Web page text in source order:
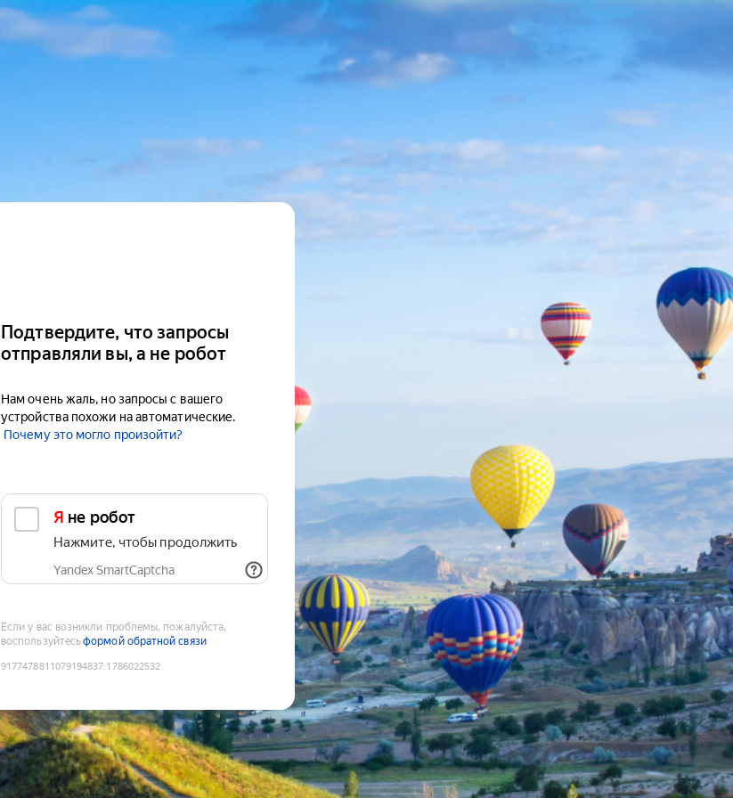
Подтвердите, что запросы
отправляли вы, а не робот
Нам очень жаль, но запросы с вашего
устройства похожи на автоматические.
Почему это могло произойти?
Я не робот
Нажмите, чтобы продолжить
Yandex SmartCaptcha
Если у вас возникли проблемы, пожалуйста,
воспользуйтесьформой обратной связи
9177478811079194837:1786022532